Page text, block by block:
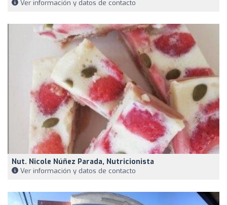
Ver información y datos de contacto
Nut. Nicole Núñez Parada, Nutricionista
Ver información y datos de contacto